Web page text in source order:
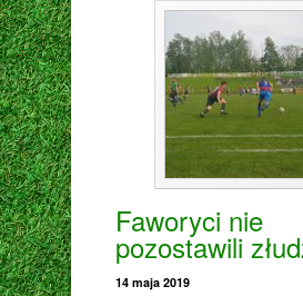
Faworyci nie
pozostawili
14 maja 2019